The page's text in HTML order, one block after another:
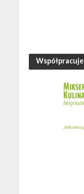
Współpracuje